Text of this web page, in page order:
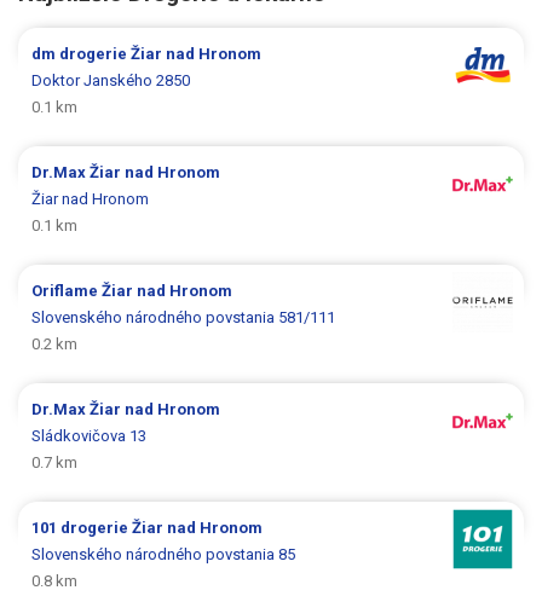
dm drogerieŽiar nad Hronom
Doktor Janského 2850
0.1 km
Dr.MaxŽiar nad Hronom
Žiar nad Hronom
0.1 km
OriflameŽiar nad Hronom
Slovenského národného povstania 581/111
0.2 km
Dr.MaxŽiar nad Hronom
Sládkovičova 13
0.7 km
101 drogerieŽiar nad Hronom
Slovenského národného povstania 85
0.8 km